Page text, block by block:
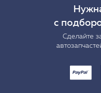
с
Сделайте